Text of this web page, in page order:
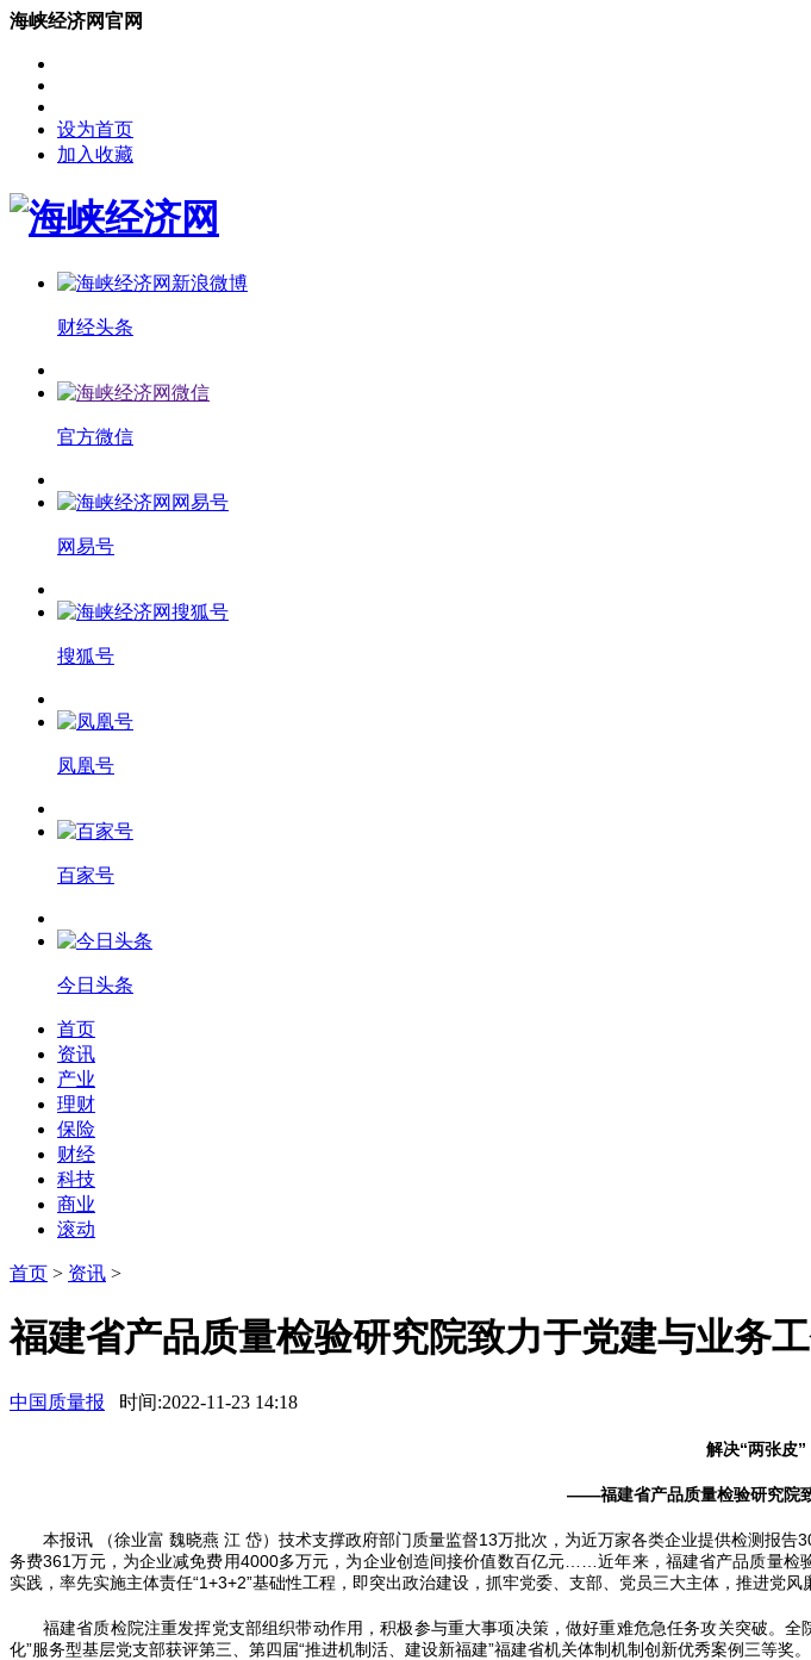
海峡经济网官网
设为首页
加入收藏
财经头条
官方微信
网易号
搜狐号
凤凰号
百家号
今日头条
首页
资讯
产业
理财
保险
财经
科技
商业
滚动
首页 > 资讯 >
福建省产品质量检验研究院致力于党建与业务
中国质量报 时间:2022-11-23 14:18
解决“两张皮
——福建省产品质量检验研究院
本报讯 （徐业富 魏晓燕 江 岱）技术支撑政府部门质量监督13万批次，为近万家各类企业提供检测报
务费361万元，为企业减免费用4000多万元，为企业创造间接价值数百亿元……近年来，福建省产品质量
实践，率先实施主体责任“1+3+2”基础性工程，即突出政治建设，抓牢党委、支部、党员三大主体，推进党
福建省质检院注重发挥党支部组织带动作用，积极参与重大事项决策，做好重难危急任务攻关突破。
化”服务型基层党支部获评第三、第四届“推进机制活、建设新福建”福建省机关体制机制创新优秀案例三等奖。